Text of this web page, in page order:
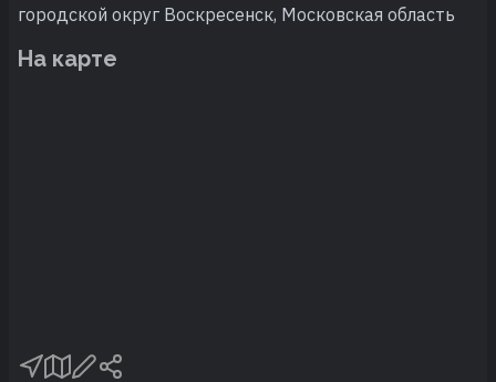
городской округ Воскресенск, Московская область
На карте